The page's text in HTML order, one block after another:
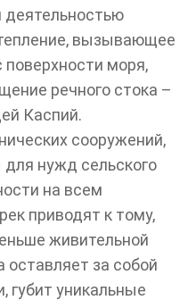
деятельностью
вызывающее
моря,
речного стока –
Каспий.
сооружений,
нужд сельского
на всем
приводят к тому,
живительной
за собой
губит уникальные